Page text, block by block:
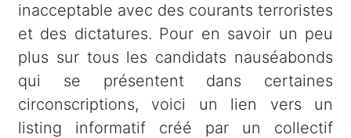
inacceptable avec des courants terroristes
et des dictatures. Pour en savoir un peu
plus sur tous les candidats nauséabonds
qui se présentent dans certaines
circonscriptions, voici un lien vers un
listing informatif créé par un collectif